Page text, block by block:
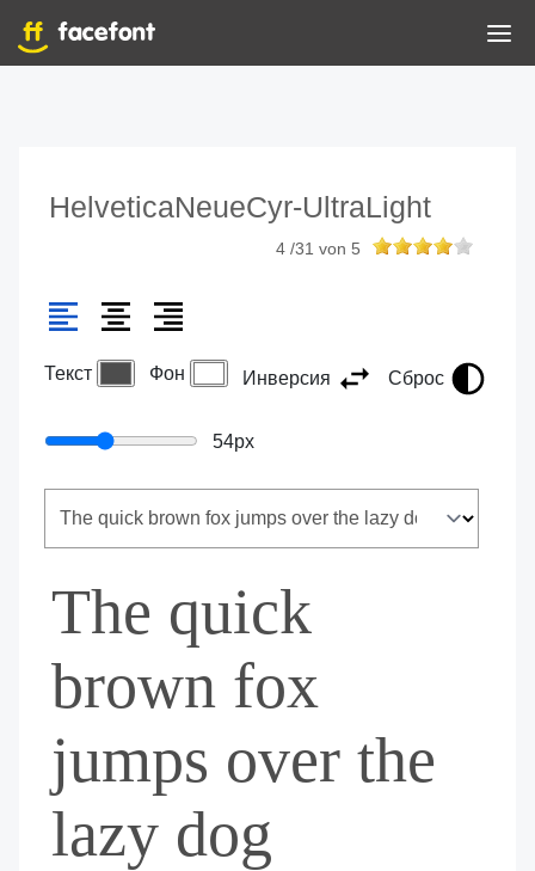
HelveticaNeueCyr-UltraLight
4/31 von 5
Текст Фон Инверсия Сброс
54px
The quick
brown fox
jumps over the
lazy dog